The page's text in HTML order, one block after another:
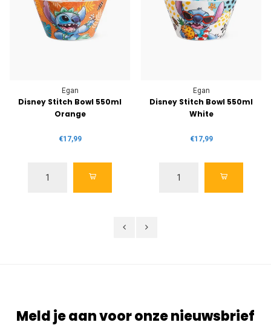
Egan
Disney Stitch Bowl 550ml
Orange
€17,99
Egan
Disney Stitch Bowl 550ml
White
€17,99
Meld je aan voor onze nieuwsbrief